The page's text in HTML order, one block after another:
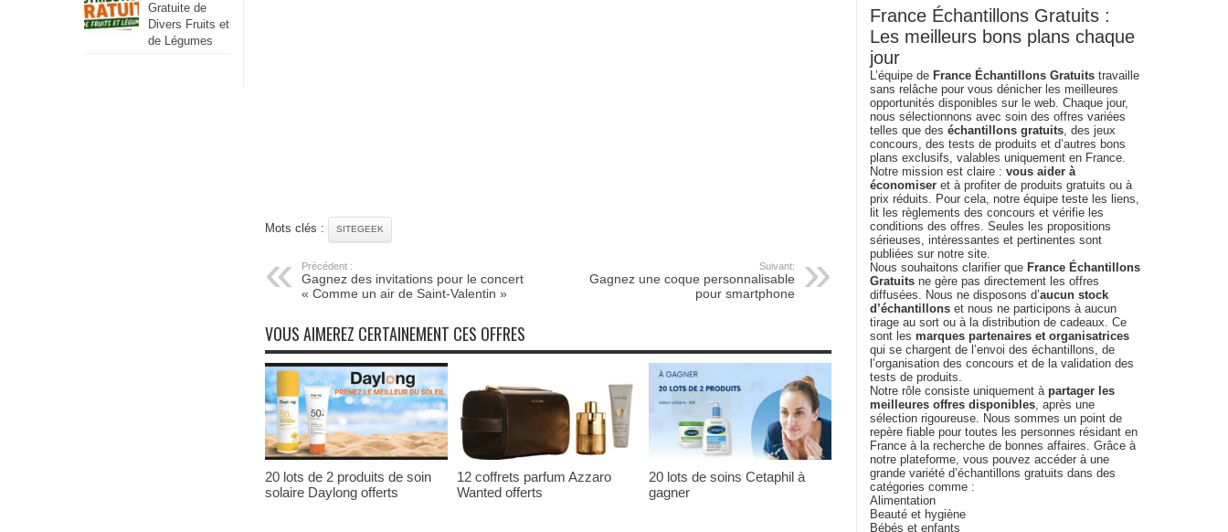
Mots clés : SITEGEEK
Précédent :
Gagnez des invitations pour le concert
« Comme un air de Saint-Valentin »
Suivant:
Gagnez une coque personnalisable
pour smartphone
VOUS AIMEREZ CERTAINEMENT CES OFFRES
20 lots de 2 produits de soin
solaire Daylong offerts
12 coffrets parfum Azzaro
Wanted offerts
20 lots de soins Cetaphil à
gagner
Gratuite de
Divers Fruits et
de Légumes
France Échantillons Gratuits :
Les meilleurs bons plans chaque
jour
L’équipe de France Échantillons Gratuits travaille
sans relâche pour vous dénicher les meilleures
opportunités disponibles sur le web. Chaque jour,
nous sélectionnons avec soin des offres variées
telles que des échantillons gratuits, des jeux
concours, des tests de produits et d’autres bons
plans exclusifs, valables uniquement en France.
Notre mission est claire : vous aider à
économiser et à profiter de produits gratuits ou à
prix réduits. Pour cela, notre équipe teste les liens,
lit les règlements des concours et vérifie les
conditions des offres. Seules les propositions
sérieuses, intéressantes et pertinentes sont
publiées sur notre site.
Nous souhaitons clarifier que France Échantillons
Gratuits ne gère pas directement les offres
diffusées. Nous ne disposons d’aucun stock
d’échantillons et nous ne participons à aucun
tirage au sort ou à la distribution de cadeaux. Ce
sont les marques partenaires et organisatrices
qui se chargent de l’envoi des échantillons, de
l’organisation des concours et de la validation des
tests de produits.
Notre rôle consiste uniquement à partager les
meilleures offres disponibles, après une
sélection rigoureuse. Nous sommes un point de
repère fiable pour toutes les personnes résidant en
France à la recherche de bonnes affaires. Grâce à
notre plateforme, vous pouvez accéder à une
grande variété d’échantillons gratuits dans des
catégories comme :
Alimentation
Beauté et hygiène
Bébés et enfants